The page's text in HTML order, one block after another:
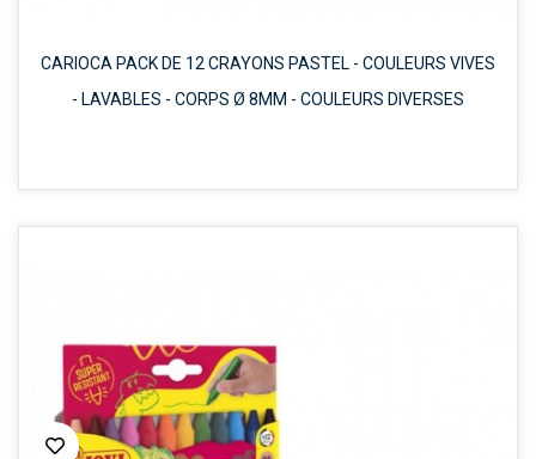
CARIOCA PACK DE 12 CRAYONS PASTEL - COULEURS VIVES
- LAVABLES - CORPS Ø 8MM - COULEURS DIVERSES